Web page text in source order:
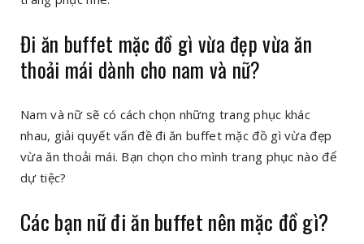
Đi ăn buffet mặc đồ gì vừa đẹp vừa ăn
thoải mái dành cho nam và nữ?
Nam và nữ sẽ có cách chọn những trang phục khác
nhau, giải quyết vấn đề đi ăn buffet mặc đồ gì vừa đẹp
vừa ăn thoải mái. Bạn chọn cho mình trang phục nào để
dự tiệc?
Các bạn nữ đi ăn buffet nên mặc đồ gì?